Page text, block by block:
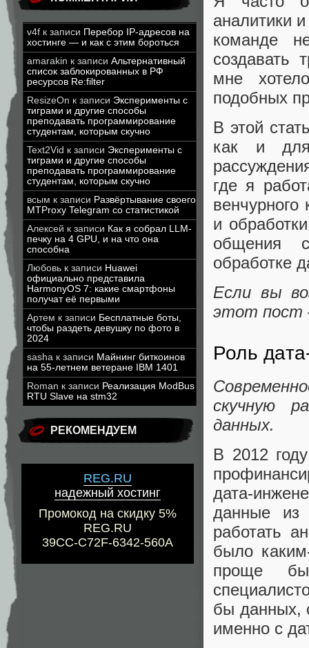
v4f к записи Перебор IP-адресов на
хостинге — и как с этим бороться
amarakin к записи Альтернативный
список заблокированных в РФ
ресурсов Re:filter
ResizeOn к записи Эксперименты с
тиграми и другие способы
преподавать программирование
студентам, которым скучно
Text2Vid к записи Эксперименты с
тиграми и другие способы
преподавать программирование
студентам, которым скучно
всым к записи Развёртывание своего
MTProxy Telegram со статистикой
Алексей к записи Как я собрал LLM-
печку на 4 GPU, и на что она
способна
Любовь к записи Huawei
официально представила
HarmonyOS 7: какие смартфоны
получат её первыми
Артем к записи Бесплатные боты,
чтобы раздеть девушку по фото в
2024
sasha к записи Майнинг биткоинов
на 55-летнем ветеране IBM 1401
Roman к записи Реализация ModBus
RTU Slave на stm32
РЕКОМЕНДУЕМ
REG.RU
надежный хостинг
Промокод на скидку 5%
REG.RU
39CC-C72F-6342-560A
аналитики
команде
создавать
мне
подобных
В этой
как и для
где я
и
общения
обработке
Если вы
этот пост
Роль
скучную
данных.
В 2012
дата-
данные из
работать
было
проще
бы данных,
именно с